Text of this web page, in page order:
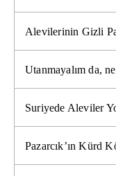
Alevilerinin Gizli
Utanmayalım da,
Suriyede Aleviler
Pazarcık’ın Kürd